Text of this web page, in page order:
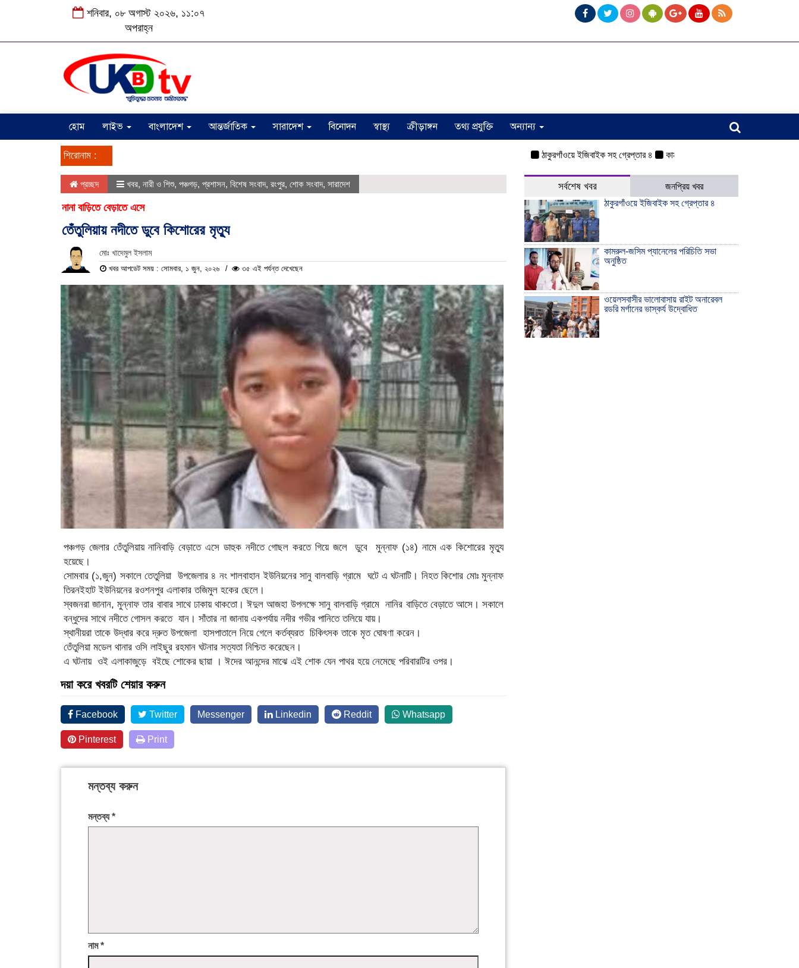
শনিবার, ০৮ অগাস্ট ২০২৬, ১১:০৭
অপরাহ্ন
হোম লাইভ বাংলাদেশ আন্তর্জাতিক সারাদেশ বিনোদন স্বাস্থ্য ক্রীড়াঙ্গন তথ্য প্রযুক্তি অন্যান্য
শিরোনাম : ঠাকুরগাঁওয়ে ইজিবাইক সহ গ্রেপ্তার ৪ কামরুল-জসিম প্যানেলের পরিচিতি সভা অনুষ্ঠিত
প্রচ্ছদ খবর, নারী ও শিশু, পঞ্চগড়, প্রশাসন, বিশেষ সংবাদ, রংপুর, শোক সংবাদ, সারাদেশ
নানা বাড়িতে বেড়াতে এসে
তেঁতুলিয়ায় নদীতে ডুবে কিশোরের মৃত্যু
মোঃ খাদেমুল ইসলাম
খবর আপডেট সময় : সোমবার, ১ জুন, ২০২৬ ৩৫ এই পর্যন্ত দেখেছেন
পঞ্চগড় জেলার তেঁতুলিয়ায় নানিবাড়ি বেড়াতে এসে ডাহুক নদীতে গোছল করতে গিয়ে জলে ডুবে মুন্নাফ (১৪) নামে এক কিশোরের মৃত্যু
হয়েছে।
সোমবার (১,জুন) সকালে তেতুলিয়া উপজেলার ৪ নং শালবাহান ইউনিয়নের সানু বালবাড়ি গ্রামে ঘটে এ ঘটনাটি। নিহত কিশোর মোঃ মুন্নাফ
তিরনইহাট ইউনিয়নের রওশনপুর এলাকার তজিমুল হকের ছেলে।
স্বজনরা জানান, মুন্নাফ তার বাবার সাথে ঢাকায় থাকতো। ঈদুল আজহা উপলক্ষে সানু বালবাড়ি গ্রামে নানির বাড়িতে বেড়াতে আসে। সকালে
বন্ধুদের সাথে নদীতে গোসল করতে যান। সাঁতার না জানায় একপর্যায় নদীর গভীর পানিতে তলিয়ে যায়।
স্থানীয়রা তাকে উদ্ধার করে দ্রুত উপজেলা হাসপাতালে নিয়ে গেলে কর্তব্যরত চিকিৎসক তাকে মৃত ঘোষণা করেন।
তেঁতুলিয়া মডেল থানার ওসি লাইছুর রহমান ঘটনার সত্যতা নিশ্চিত করেছেন।
এ ঘটনায় ওই এলাকাজুড়ে বইছে শোকের ছায়া । ঈদের আনন্দের মাঝে এই শোক যেন পাথর হয়ে নেমেছে পরিবারটির ওপর।
দয়া করে খবরটি শেয়ার করুন
Facebook Twitter Messenger Linkedin Reddit Whatsapp
Pinterest Print
মন্তব্য করুন
মন্তব্য*
নাম*
সর্বশেষ খবর
জনপ্রিয় খবর
ঠাকুরগাঁওয়ে ইজিবাইক সহ গ্রেপ্তার ৪
কামরুল-জসিম প্যানেলের পরিচিতি সভা
অনুষ্ঠিত
ওয়েলসবাসীর ভালোবাসায় রাইট অনারেবল
রডরি মর্গানের ভাস্কর্য উদ্বোধিত